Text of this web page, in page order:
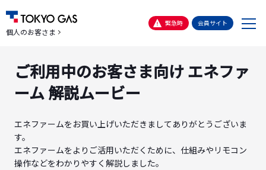
個人のお客さま
緊急時 会員サイト
メ
ご利用中のお客さま向け エネファ
ーム 解説ムービー
エネファームをお買い上げいただきましてありがとうございま
す。
エネファームをよりご活用いただくために、仕組みやリモコン
操作などをわかりやすく解説しました。